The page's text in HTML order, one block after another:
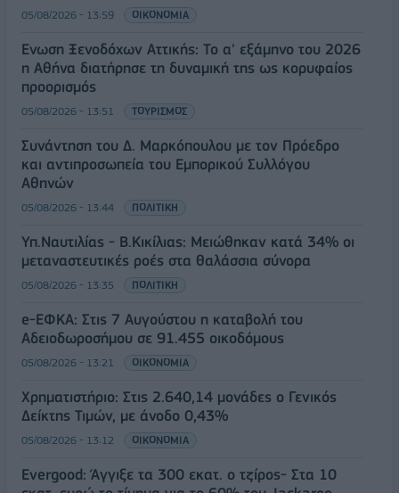
05/08/2026 - 13:59 ΟΙΚΟΝΟΜΙΑ
Ένωση Ξενοδόχων Αττικής: Το α' εξάμηνο του 2026
η Αθήνα διατήρησε τη δυναμική της ως κορυφαίος
προορισμός
05/08/2026 - 13:51 ΤΟΥΡΙΣΜΟΣ
Συνάντηση του Δ. Μαρκόπουλου με τον Πρόεδρο
και αντιπροσωπεία του Εμπορικού Συλλόγου
Αθηνών
05/08/2026 - 13:44 ΠΟΛΙΤΙΚΗ
Υπ.Ναυτιλίας - B.Κικίλιας: Μειώθηκαν κατά 34% οι
μεταναστευτικές ροές στα θαλάσσια σύνορα
05/08/2026 - 13:35 ΠΟΛΙΤΙΚΗ
e-ΕΦΚΑ: Στις 7 Αυγούστου η καταβολή του
Αδειοδωροσήμου σε 91.455 οικοδόμους
05/08/2026 - 13:21 ΟΙΚΟΝΟΜΙΑ
Χρηματιστήριο: Στις 2.640,14 μονάδες ο Γενικός
Δείκτης Τιμών, με άνοδο 0,43%
05/08/2026 - 13:12 ΟΙΚΟΝΟΜΙΑ
Evergood: Άγγιξε τα 300 εκατ. ο τζίρος- Στα 10